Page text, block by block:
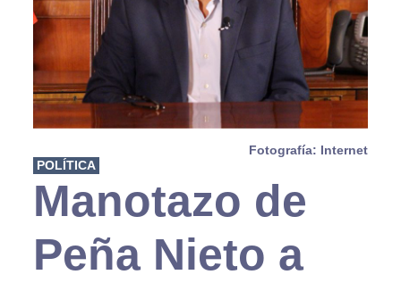
Fotografía: Internet
POLÍTICA
Manotazo de
Peña Nieto a